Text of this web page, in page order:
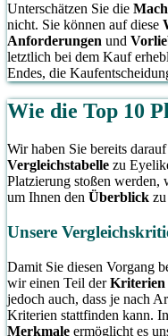
Unterschätzen Sie die
nicht. Sie können auf diese
Anforderungen und
letztlich bei dem Kauf
Endes, die
Wie die Top 10
Wir haben Sie bereits
Vergleichstabelle zu
Platzierung stoßen werden,
um Ihnen den Überblick
Unsere
Damit Sie diesen Vorgang
wir einen Teil derKriterien
jedoch auch, dass je nach
Kriterien stattfinden kann.
Merkmale ermöglicht es